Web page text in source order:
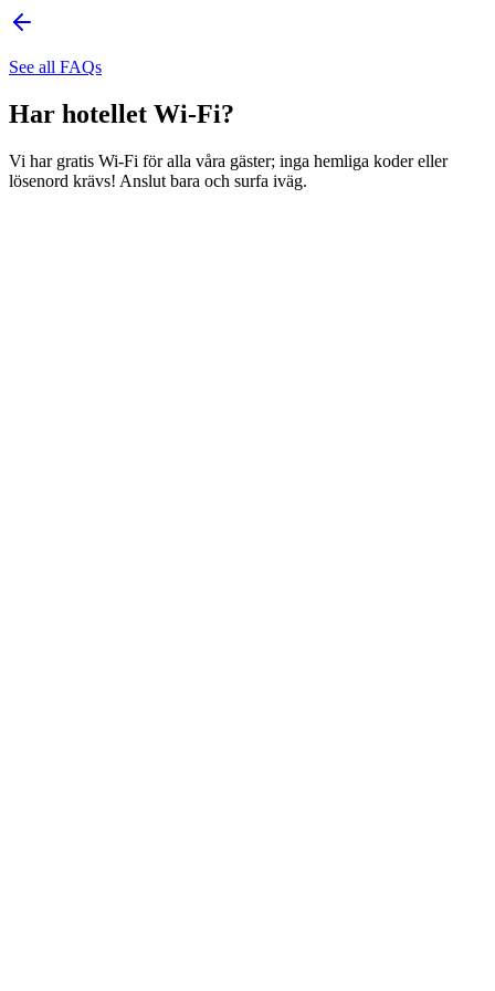
See all FAQs
Har hotellet Wi-Fi?
Vi har gratis Wi-Fi för alla våra gäster; inga hemliga koder eller
lösenord krävs! Anslut bara och surfa iväg.